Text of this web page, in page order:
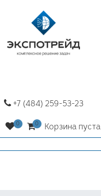
+7 (484) 259-53-23
Корзина пуста